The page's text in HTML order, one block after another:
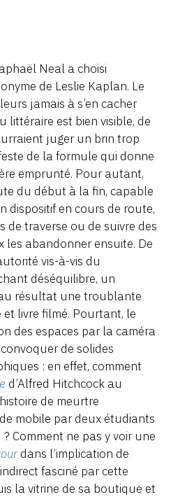
Neal a choisi
de Leslie Kaplan. Le
jamais à s’en cacher
littéraire est bien visible, de
juger un brin trop
de la formule qui donne
emprunté. Pour autant,
du début à la fin, capable
dispositif en cours de route,
de traverse ou de suivre des
les abandonner ensuite. De
vis-à-vis du
déséquilibre, un
résultat une troublante
livre filmé. Pourtant, le
des espaces par la caméra
de solides
: en effet, comment
d’Alfred Hitchcock au
de meurtre
mobile par deux étudiants
Comment ne pas y voir une
dans l’implication de
fasciné par cette
la vitrine de sa boutique et